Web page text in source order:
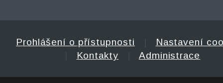
Prohlášení o přístupnosti
Nastavení
Kontakty Administrace